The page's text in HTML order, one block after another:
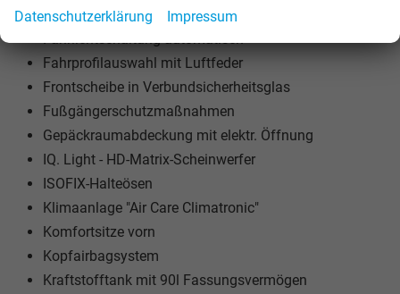
Elektronische Parkbremse
Fahrprofilauswahl mit Luftfeder
Frontscheibe in Verbundsicherheitsglas
Fußgängerschutzmaßnahmen
Gepäckraumabdeckung mit elektr. Öffnung
IQ. Light - HD-Matrix-Scheinwerfer
ISOFIX-Halteösen
Klimaanlage "Air Care Climatronic"
Komfortsitze vorn
Kopfairbagsystem
Kraftstofftank mit 90l Fassungsvermögen
Datenschutzerklärung Impressum